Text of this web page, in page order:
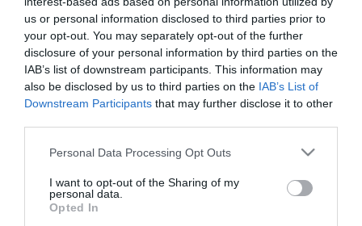
us or personal information disclosed to third parties prior to
your opt-out. You may separately opt-out of the further
disclosure of your personal information by third parties on the
IAB’s list of downstream participants. This information may
also be disclosed by us to third parties on the IAB’s List of
Downstream Participants that may further disclose it to other
Please note that this website/app uses one or more Google
not limited to your visit or usage behaviour. You may click to
grant or deny consent to Google and its third-party tags to
use your data for below specified purposes in below Google
Personal Data Processing Opt Outs
I want to opt-out of the Sharing of my
personal data.
Opted In
Figyelem! A cikkhez hozzáfűzött hozzászólások nem a
network nézeteit tükrözik. A szerkesztőség mindössze a hírek
publikációjával foglalkozik, a kommenteket nem tudja befolyásolni
- azok az olvasók személyes véleményét tartalmazzák.
Kérjük, kulturáltan, mások személyiségi jogainak és jó hírnevének
tiszteletben tartásával kommenteljenek!
ma.hu legfrissebb hírei: